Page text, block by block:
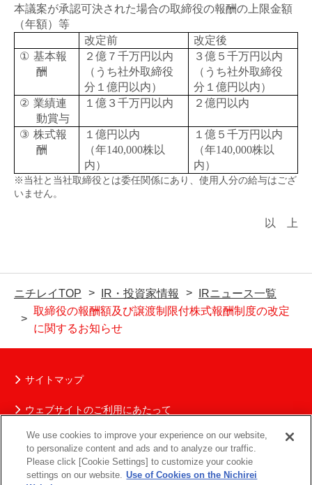
本議案が承認可決された場合の取締役の報酬の上限金額
（年額）等
改定前
改定後
① 基本報
酬
２億７千万円以内
（うち社外取締役
分１億円以内）
３億５千万円以内
（うち社外取締役
分１億円以内）
② 業績連
動賞与
１億３千万円以内 ２億円以内
③ 株式報
酬
１億円以内
（年140,000株以
内）
１億５千万円以内
（年140,000株以
内）
※当社と当社取締役とは委任関係にあり、使用人分の給与はござ
いません。
以 上
ニチレイTOP IR・投資家情報
IRニュース一覧
取締役の報酬額及び譲渡制限付株式報酬制度の改定
に関するお知らせ
サイトマップ
ウェブサイトのご利用にあたって
ニチレイグループの個人情報保護について
ソーシャルメディアポリシー
We use cookies to improve your experience on our website,
to personalize content and ads and to analyze our traffic.
Please click [Cookie Settings] to customize your cookie
settings on our website. Use of Cookies on the Nichirei